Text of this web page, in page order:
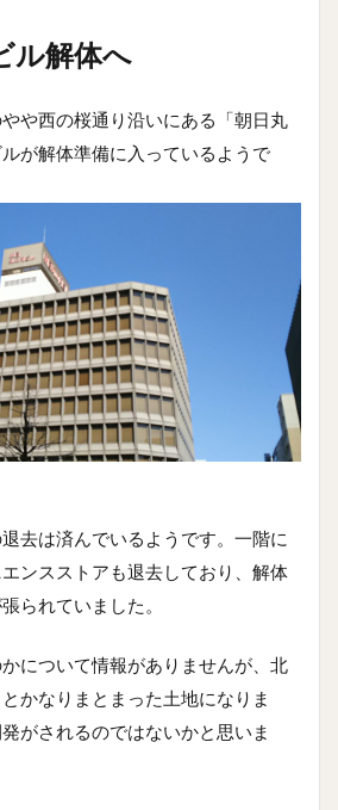
ル解体へ
や西の桜通り沿いにある「朝日丸
が解体準備に入っているようで
去は済んでいるようです。一階に
ンスストアも退去しており、解体
られていました。
について情報がありませんが、北
かなりまとまった土地になりま
がされるのではないかと思いま